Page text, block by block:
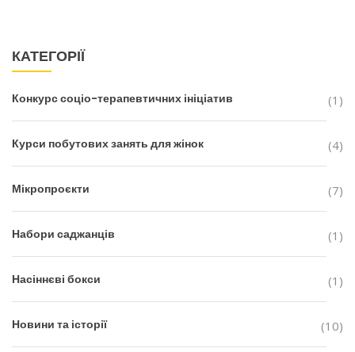
КАТЕГОРІЇ
Конкурс соціо-терапевтичних ініціатив (1)
Курси побутових занять для жінок (4)
Мікропроєкти (7)
Набори саджанців (1)
Насіннєві бокси (1)
Новини та історії (10)